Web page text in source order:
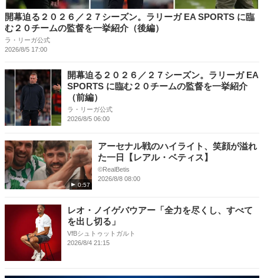
開幕迫る２０２６／２７シーズン。ラリーガ EA SPORTS に臨
む２０チームの監督を一挙紹介（後編）
ラ・リーガ公式
2026/8/5 17:00
開幕迫る２０２６／２７シーズン。ラリーガ EA
SPORTS に臨む２０チームの監督を一挙紹介
（前編）
ラ・リーガ公式
2026/8/5 06:00
0:57
アーセナル戦のハイライト、笑顔が溢れ
た一日【レアル・ベティス】
©RealBetis
2026/8/8 08:00
レオ・ノイゲバウアー「全力を尽くし、すべて
を出し切る」
VfBシュトゥットガルト
2026/8/4 21:15